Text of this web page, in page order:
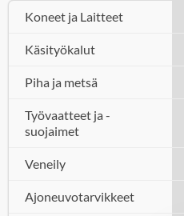
Koneet ja Laitteet
Käsityökalut
Piha ja metsä
Työvaatteet ja -
suojaimet
Veneily
Ajoneuvotarvikkeet